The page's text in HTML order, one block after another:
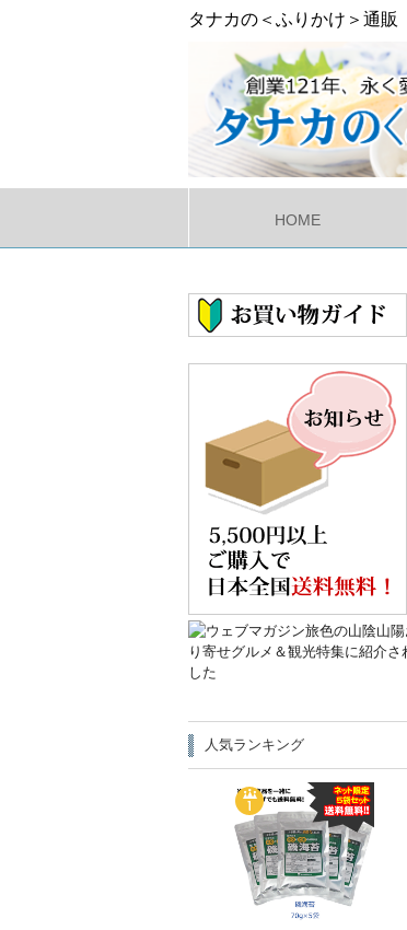
タナカの＜ふりかけ＞通販
HOME
人気ランキング